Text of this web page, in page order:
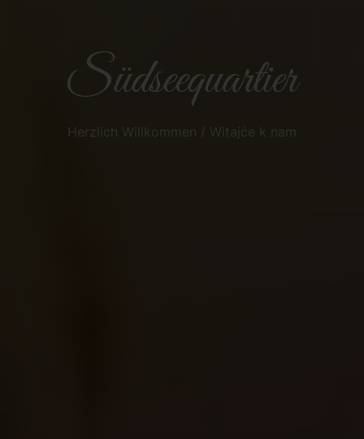
Südseequartier
Herzlich Willkommen / Witajće k nam